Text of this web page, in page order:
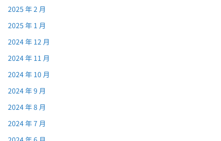
2025 年 2 月
2025 年 1 月
2024 年 12 月
2024 年 11 月
2024 年 10 月
2024 年 9 月
2024 年 8 月
2024 年 7 月